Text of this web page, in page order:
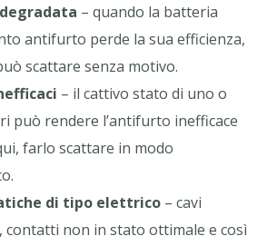
– quando la batteria
antifurto perde la sua efficienza,
scattare senza motivo.
– il cattivo stato di uno o
può rendere l’antifurto inefficace
farlo scattare in modo
di tipo elettrico – cavi
contatti non in stato ottimale e così